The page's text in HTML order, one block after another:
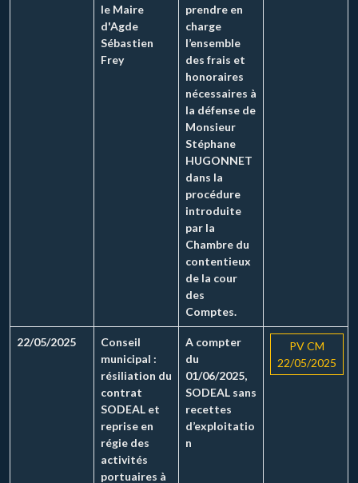
le Maire
d'Agde
Sébastien
Frey
prendre en
charge
l’ensemble
des frais et
honoraires
nécessaires à
la défense de
Monsieur
Stéphane
HUGONNET
dans la
procédure
introduite
par la
Chambre du
contentieux
de la cour
des
Comptes.
22/05/2025
Conseil
municipal :
résiliation du
contrat
SODEAL et
reprise en
régie des
activités
portuaires à
A compter
du
01/06/2025,
SODEAL sans
recettes
d’exploitatio
n
PV CM
22/05/2025